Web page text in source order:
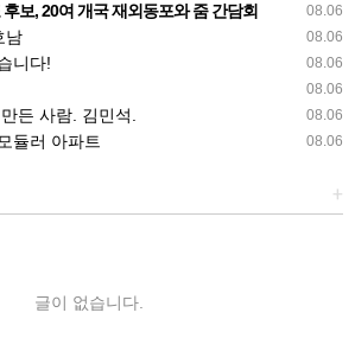
08.06
보, 20여 개국 재외동포와 줌 간담회
08.06
남
08.06
니다!
08.06
08.06
든 사람. 김민석.
08.06
듈러 아파트
+
글이 없습니다.